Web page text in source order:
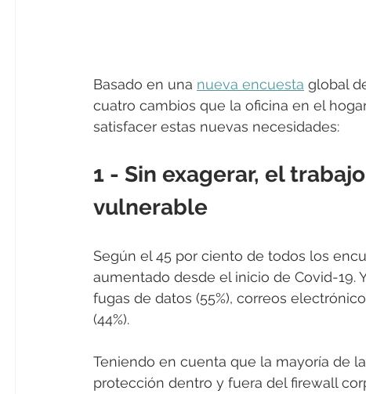
Basado en una nueva encuesta global
cuatro cambios que la oficina en el
satisfacer estas nuevas necesidades:
1 - Sin exagerar, el
vulnerable
Según el 45 por ciento de todos los
aumentado desde el inicio de Covid-19.
fugas de datos (55%), correos
(44%).
Teniendo en cuenta que la mayoría de
protección dentro y fuera del firewall